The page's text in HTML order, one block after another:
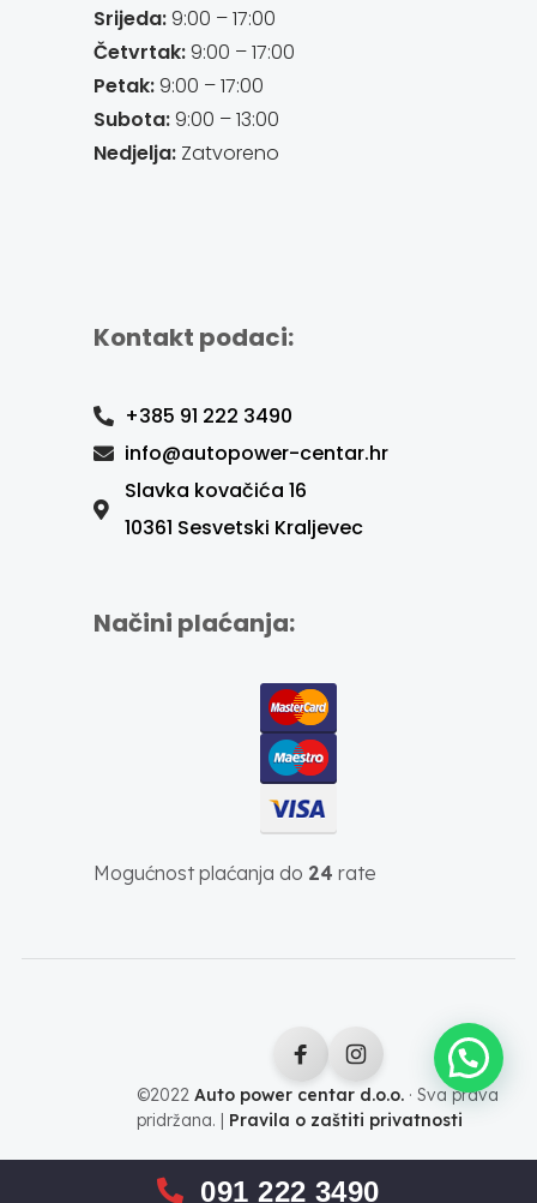
Srijeda:9:00 – 17:00
Četvrtak:9:00 – 17:00
Petak:9:00 – 17:00
Subota:9:00 – 13:00
Nedjelja:Zatvoreno
Kontakt podaci:
+385 91 222 3490
info@autopower-centar.hr
Slavka kovačića 16
10361 Sesvetski Kraljevec
Načini plaćanja:
Mogućnost plaćanja do 24 rate
©2022 Auto power centar d.o.o.· Sva prava
pridržana. | Pravila o zaštiti privatnosti
091 222 3490